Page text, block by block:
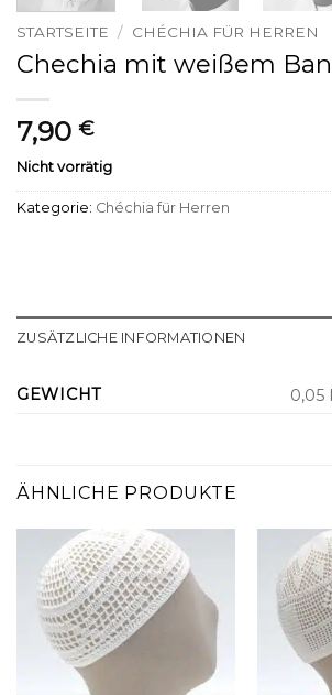
STARTSEITE / CHÉCHIA FÜR HERREN
Chechia mit weißem
7,90 €
Nicht vorrätig
Kategorie: Chéchia für Herren
ZUSÄTZLICHE INFORMATIONEN
GEWICHT 0,05
ÄHNLICHE PRODUKTE